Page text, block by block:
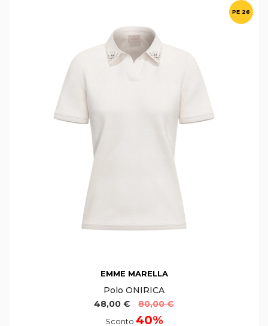
PE 26
EMME MARELLA
Polo ONIRICA
48,00 €
80,00 €
Sconto 40%